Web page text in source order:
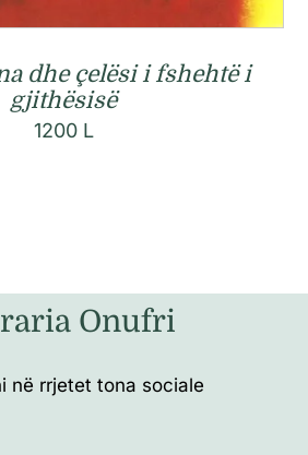
dhe çelësi i fshehtë i
gjithësisë
1200 L
Onufri
në rrjetet tona sociale